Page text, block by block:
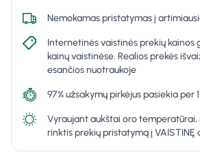
Nemokamas pristatymas į
Internetinės vaistinės prekių kainos
kainų vaistinėse. Realios prekės
esančios nuotraukoje
97% užsakymų pirkėjus pasiekia per
Vyraujant aukštai oro
rinktis prekių pristatymą į VAISTINĘ